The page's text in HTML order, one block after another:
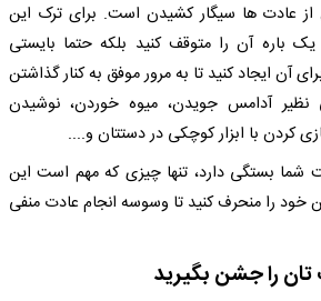
از عادت ها سیگار کشیدن است. برای ترک این
باره آن را متوقف کنید بلکه حتما بایستی
آن ایجاد کنید تا به مرور موفق به کنار گذاشتن
نظیر آدامس جویدن، میوه خوردن، نوشیدن
کردن با ابزار کوچکی در دستتان و....
شما بستگی دارد، تنها چیزی که مهم است این
خود را منحرف کنید تا وسوسه انجام عادت منفی
را جشن بگیرید